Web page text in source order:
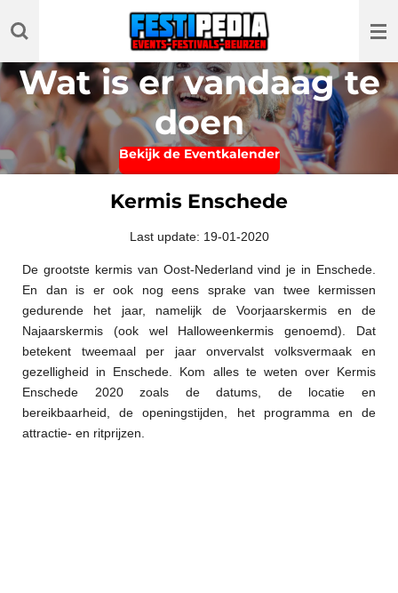
direct
de
hoofdinhoud
Wat is er vandaag te
doen
Bekijk de Eventkalender
Kermis Enschede
Last update: 19-01-2020
De grootste kermis van Oost-Nederland vind je in Enschede.
En dan is er ook nog eens sprake van twee kermissen
gedurende het jaar, namelijk de Voorjaarskermis en de
Najaarskermis (ook wel Halloweenkermis genoemd). Dat
betekent tweemaal per jaar onvervalst volksvermaak en
gezelligheid in Enschede. Kom alles te weten over Kermis
Enschede 2020 zoals de datums, de locatie en
bereikbaarheid, de openingstijden, het programma en de
attractie- en ritprijzen.